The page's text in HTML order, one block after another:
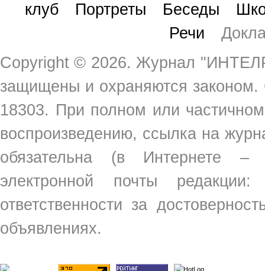
клуб
Портреты Беседы
Речи
Copyright © 2026. Журнал
защищены и охраняются
18303. При полном или
воспроизведению, ссылка на
обязательна (в Интернете
электронной почты
ответственности за
объявлениях.